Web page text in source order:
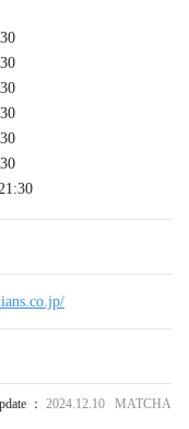
： 2024.12.10 MATCHA